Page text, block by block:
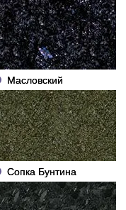
Масловский
Сопка Бунтина